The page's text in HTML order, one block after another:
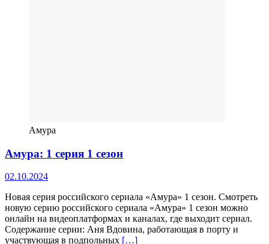
Амура
Амура: 1 серия 1 сезон
02.10.2024
Новая серия российского сериала «Амура» 1 сезон. Смотреть
новую серию российского сериала «Амура» 1 сезон можно
онлайн на видеоплатформах и каналах, где выходит сериал.
Содержание серии: Аня Вдовина, работающая в порту и
участвующая в подпольных […]